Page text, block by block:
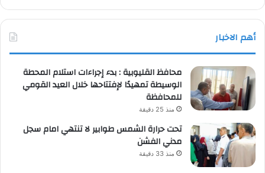
أهم الاخبار
محافظ القليوبية : بدء إجراءات استلام المحطة
الوسيطة تمهيدًا لإفتتاحها خلال العيد القومي
للمحافظة
منذ 25 دقيقة
تحت حرارة الشمس طوابير لا تنتهي امام سجل
مدني الفشن
منذ 33 دقيقة